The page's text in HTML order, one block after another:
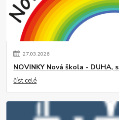
27.03.2026
NOVINKY Nová škola - DUHA,
číst celé